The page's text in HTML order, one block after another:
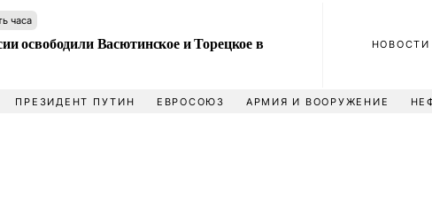
часа
освободили Васютинское и Торецкое в
НОВОСТИ
ПРЕЗИДЕНТ ПУТИН ЕВРОСОЮЗ АРМИЯ И ВООРУЖЕНИЕ